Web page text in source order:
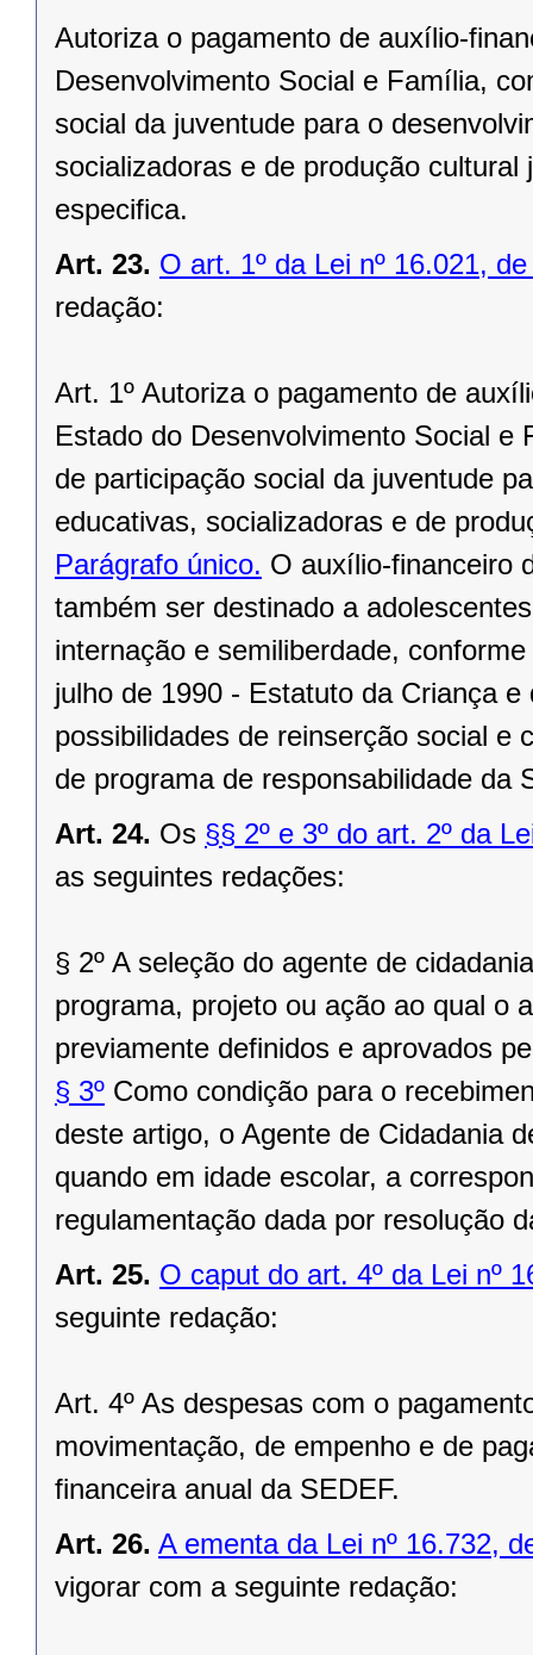
Autoriza o pagamento de auxílio-
Desenvolvimento Social e Família,
social da juventude para o
socializadoras e de produção
especifica.
Art. 23. O art. 1º da Lei nº 16.021,
redação:
Art. 1º Autoriza o pagamento de
Estado do Desenvolvimento Social
de participação social da juventude
educativas, socializadoras e de
Parágrafo único. O auxílio-financeiro
também ser destinado a
internação e semiliberdade,
julho de 1990 - Estatuto da Criança
possibilidades de reinserção social e
de programa de responsabilidade da
Art. 24. Os §§ 2º e 3º do art. 2º da
as seguintes redações:
§ 2º A seleção do agente de
programa, projeto ou ação ao qual o
previamente definidos e aprovados
§ 3º Como condição para o
deste artigo, o Agente de Cidadania
quando em idade escolar, a
regulamentação dada por resolução
Art. 25. O caput do art. 4º da Lei nº
seguinte redação:
Art. 4º As despesas com o
movimentação, de empenho e de
financeira anual da SEDEF.
Art. 26. A ementa da Lei nº 16.732,
vigorar com a seguinte redação: